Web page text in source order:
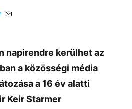
napirendre kerülhet az
a közösségi média
a 16 év alatti
Keir Starmer